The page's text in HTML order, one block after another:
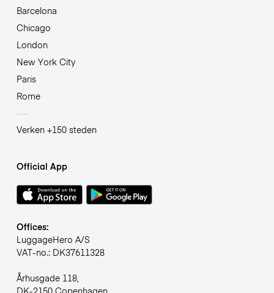
Barcelona
Chicago
London
New York City
Paris
Rome
Verken +150 steden
Official App
Offices:
LuggageHero A/S
VAT-no.: DK37611328
Århusgade 118,
DK-2150 Copenhagen